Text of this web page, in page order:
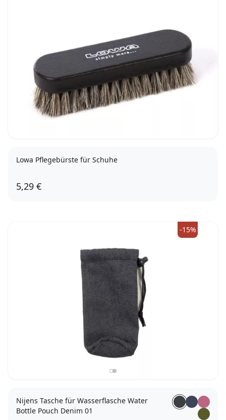
Lowa Pflegebürste für Schuhe
5,29 €
-15%
Nijens Tasche für Wasserflasche Water
Bottle Pouch Denim 01